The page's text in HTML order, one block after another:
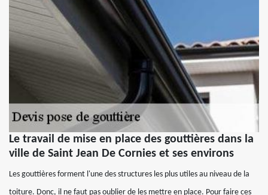
Le travail de mise en place des gouttières dans la
ville de Saint Jean De Cornies et ses environs
Les gouttières forment l'une des structures les plus utiles au niveau de la
toiture. Donc, il ne faut pas oublier de les mettre en place. Pour faire ces